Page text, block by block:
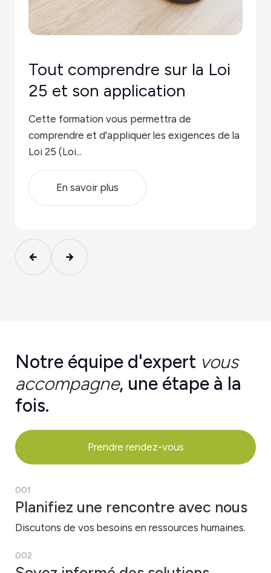
Tout comprendre sur la Loi
25 et son application
Cette formation vous permettra de
comprendre et d'appliquer les exigences de la
Loi 25 (Loi...
En savoir plus
Notre équipe d'expert vous
accompagne, une étape à la
fois.
Prendre rendez-vous
001
Planifiez une rencontre avec nous
Discutons de vos besoins en ressources humaines.
002